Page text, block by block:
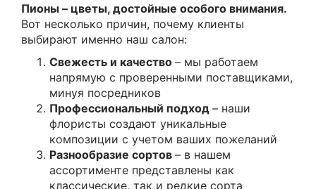
Пионы – цветы, достойные особого внимания.
Вот несколько причин, почему клиенты
выбирают именно наш салон:
Свежесть и качество – мы работаем
напрямую с проверенными поставщиками,
минуя посредников
Профессиональный подход – наши
флористы создают уникальные
композиции с учетом ваших пожеланий
Разнообразие сортов – в нашем
ассортименте представлены как
классические, так и редкие сорта